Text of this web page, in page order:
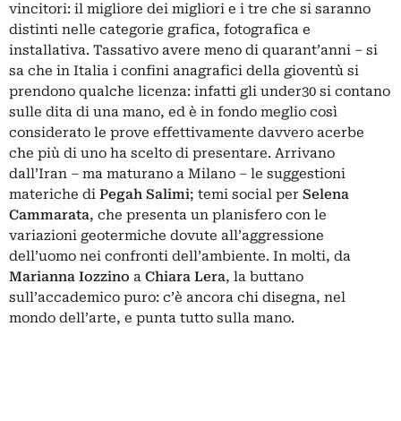
vincitori: il migliore dei migliori e i tre che si saranno
distinti nelle categorie grafica, fotografica e
installativa. Tassativo avere meno di quarant’anni – si
sa che in Italia i confini anagrafici della gioventù si
prendono qualche licenza: infatti gli under30 si contano
sulle dita di una mano, ed è in fondo meglio così
considerato le prove effettivamente davvero acerbe
che più di uno ha scelto di presentare. Arrivano
dall’Iran – ma maturano a Milano – le suggestioni
materiche di Pegah Salimi; temi social per Selena
Cammarata, che presenta un planisfero con le
variazioni geotermiche dovute all’aggressione
dell’uomo nei confronti dell’ambiente. In molti, da
Marianna Iozzino a Chiara Lera, la buttano
sull’accademico puro: c’è ancora chi disegna, nel
mondo dell’arte, e punta tutto sulla mano.